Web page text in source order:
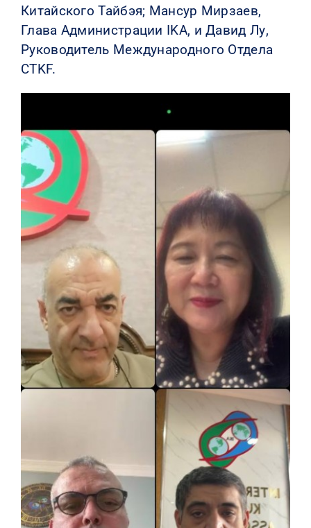
Китайского Тайбэя; Мансур Мирзаев,
Глава Администрации IKA, и Давид Лу,
Руководитель Международного Отдела
CTKF.